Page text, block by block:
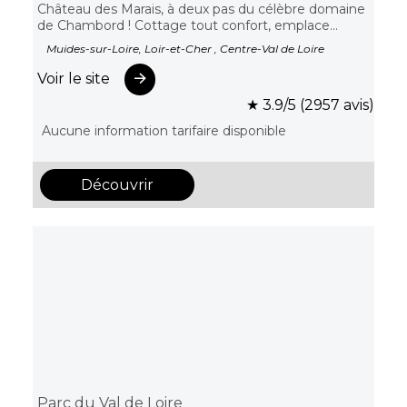
Château des Marais, à deux pas du célèbre domaine
de Chambord ! Cottage tout confort, emplace...
Muides-sur-Loire, Loir-et-Cher , Centre-Val de Loire
Voir le site
★ 3.9/5 (2957 avis)
Aucune information tarifaire disponible
Découvrir
Parc du Val de Loire